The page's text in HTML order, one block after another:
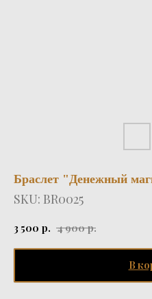
Браслет "Денежный
SKU: BR0025
3 500 р. 4 900 р.
В